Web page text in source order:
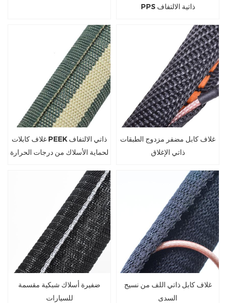
PPS ذاتية الالتفاف
غلاف كابلات PEEK ذاتي الالتفاف
لحماية الأسلاك من درجات الحرارة
غلاف كابل مضفر مزدوج الطبقات
ذاتي الإغلاق
ضفيرة أسلاك شبكية مقسمة
للسيارات
غلاف كابل ذاتي اللف من نسيج
السدى